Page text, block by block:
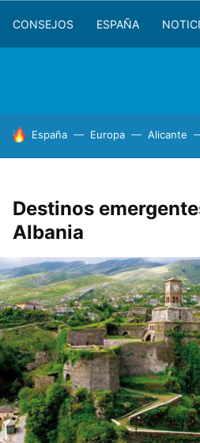
CONSEJOS ESPAÑA
HOY SE HABLA DE
España Europa Alicante
Destinos
Albania